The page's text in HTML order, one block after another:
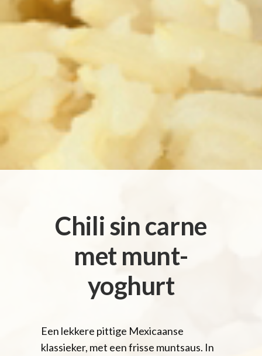
Chili sin carne
met munt-
yoghurt
Een lekkere pittige Mexicaanse
klassieker, met een frisse muntsaus. In